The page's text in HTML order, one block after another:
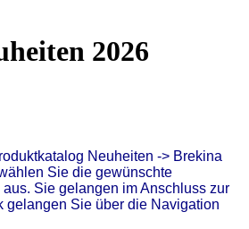
2026
Neuheiten -> Brekina
Sie die gewünschte
Sie gelangen im Anschluss zur
gelangen Sie über die Navigation